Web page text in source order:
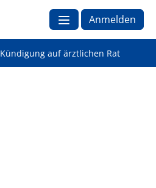
Anmelden
Kündigung auf ärztlichen Rat